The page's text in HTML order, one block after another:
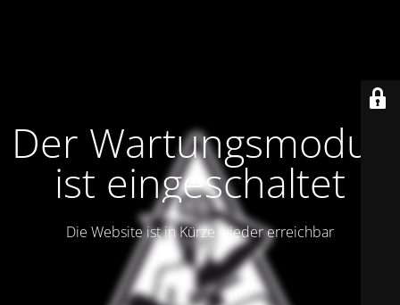
Der Wartungsmodus
ist eingeschaltet
Die Website ist in Kürze wieder erreichbar